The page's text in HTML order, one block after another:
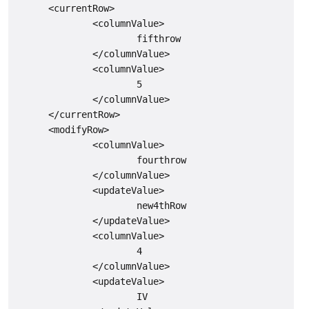
      <currentRow>
              <columnValue>
                      fifthrow
              </columnValue>
              <columnValue>
                      5
              </columnValue>
      </currentRow>
      <modifyRow>
              <columnValue>
                      fourthrow
              </columnValue>
              <updateValue>
                      new4thRow
              </updateValue>
              <columnValue>
                      4
              </columnValue>
              <updateValue>
                      IV